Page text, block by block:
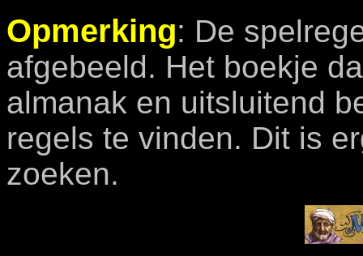
Opmerking: De
afgebeeld. Het boekje
almanak en uitsluitend
regels te vinden. Dit is
zoeken.